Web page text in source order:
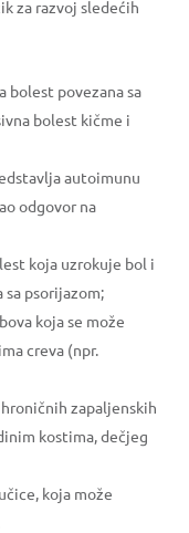
za razvoj sledećih
bolest povezana sa
bolest kičme i
autoimunu
odgovor na
koja uzrokuje bol i
sa psorijazom;
koja se može
creva (npr.
zapaljenskih
kostima, dečjeg
koja može